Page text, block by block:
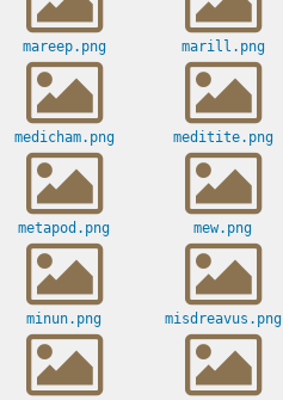
mareep.png marill.png
medicham.png meditite.png
metapod.png mew.png
minun.png misdreavus.png